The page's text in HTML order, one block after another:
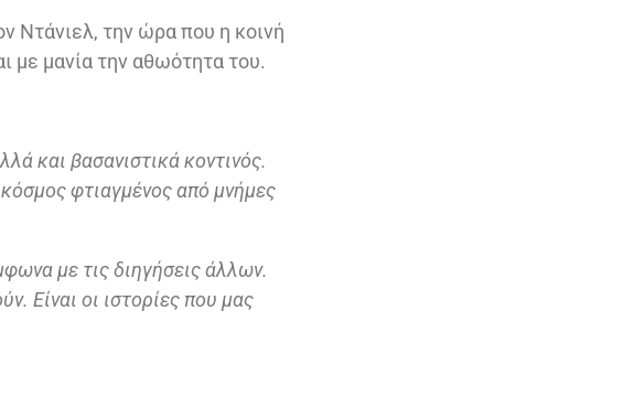
Ντάνιελ, την ώρα που η κοινή
με μανία την αθωότητα του.
και βασανιστικά κοντινός.
φτιαγμένος από μνήμες
με τις διηγήσεις άλλων.
Είναι οι ιστορίες που μας